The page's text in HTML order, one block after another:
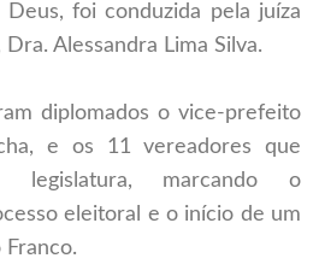
Deus, foi conduzida pela juíza
Alessandra Lima Silva.
diplomados o vice-prefeito
e os 11 vereadores que
legislatura, marcando o
eleitoral e o início de um